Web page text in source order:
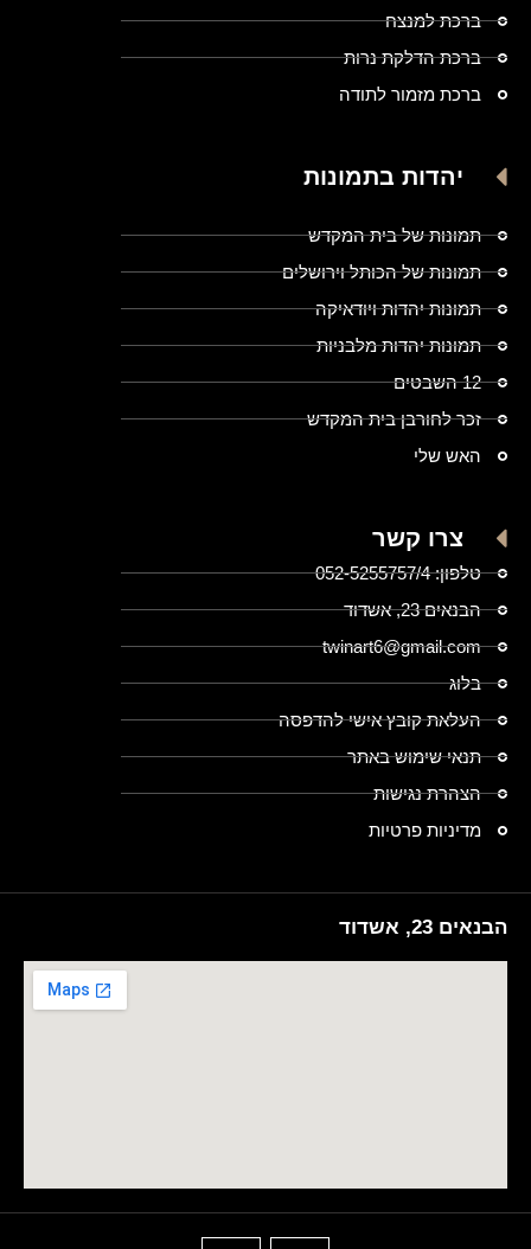
ברכת למנצח
ברכת הדלקת נרות
ברכת מזמור לתודה
יהדות בתמונות
תמונות של בית המקדש
תמונות של הכותל וירושלים
תמונות יהדות ויודאיקה
תמונות יהדות מלבניות
12 השבטים
זכר לחורבן בית המקדש
האש שלי
צרו קשר
טלפון: 052-5255757/4
הבנאים 23, אשדוד
twinart6@gmail.com
בלוג
העלאת קובץ אישי להדפסה
תנאי שימוש באתר
הצהרת נגישות
מדיניות פרטיות
הבנאים 23, אשדוד